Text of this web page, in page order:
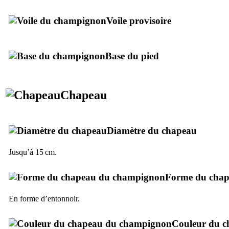
Voile provisoire
Base du pied
Chapeau
Diamètre du chapeau
Jusqu’à 15 cm.
Forme du
En forme d’entonnoir.
Couleur du